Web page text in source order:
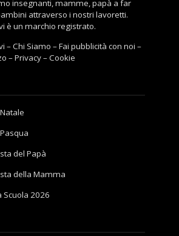
insegnanti, mamme, papà a far
attraverso i nostri lavoretti.
è un marchio registrato.
–Chi Siamo –Fai pubblicità con noi –
–Privacy–Cookie
del Papà
della Mamma
Scuola 2026